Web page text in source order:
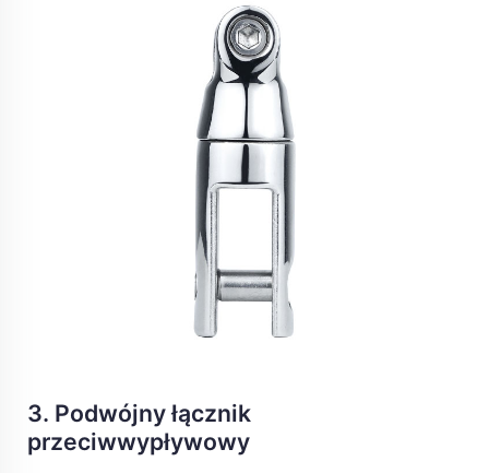
3. Podwójny łącznik
przeciwwypływowy